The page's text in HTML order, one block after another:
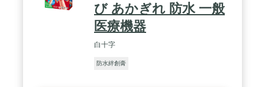
び あかぎれ 防水 一般
医療機器
白十字
防水絆創膏